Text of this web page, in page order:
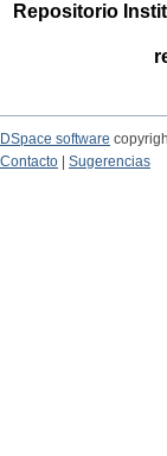
Repositorio
DSpace software
Contacto
Sugerencias